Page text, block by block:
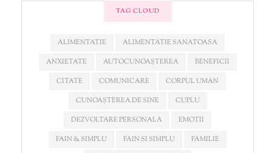
TAG CLOUD
ALIMENTATIE
ALIMENTATIE SANATOASA
ANXIETATE
AUTOCUNOAȘTEREA
BENEFICII
CITATE
COMUNICARE
CORPUL UMAN
CUNOAȘTEREA DE SINE
CUPLU
DEZVOLTARE PERSONALA
EMOTII
FAIN & SIMPLU
FAIN SI SIMPLU
FAMILIE